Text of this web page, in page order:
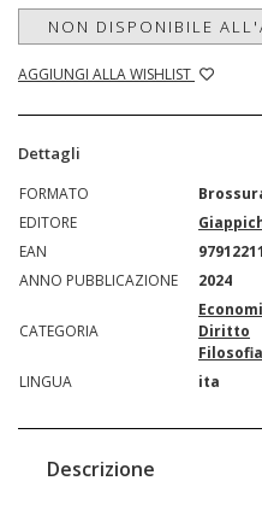
NON DISPONIBILE
AGGIUNGI ALLA WISHLIST
Dettagli
FORMATO
EDITORE
EAN
ANNO PUBBLICAZIONE
2024
CATEGORIA
Diritto
Filosofia
LINGUA
ita
Descrizione